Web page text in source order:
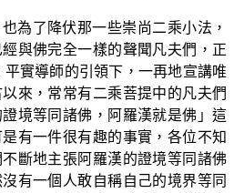
為了降伏那一些崇尚二乘小法，
與佛完全一樣的聲聞凡夫們，正
實導師的引領下，一再地宣講唯
來，常常有二乘菩提中的凡夫們
境等同諸佛，阿羅漢就是佛」這
有一件很有趣的事實，各位不知
斷地主張阿羅漢的證境等同諸佛
有一個人敢自稱自己的境界等同